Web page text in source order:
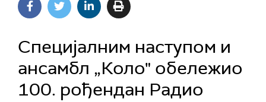
Специјалним наступом и
ансамбл „Коло" обележио
100. рођендан Радио